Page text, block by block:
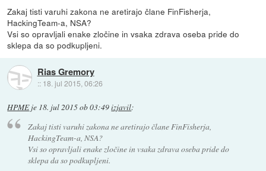
Zakaj tisti varuhi zakona ne aretirajo člane FinFisherja,
HackingTeam-a, NSA?
Vsi so opravljali enake zločine in vsaka zdrava oseba pride do
sklepa da so podkupljeni.
Rias Gremory
:: 18. jul 2015, 06:26
HPMEje 18. jul 2015 ob 03:49izjavil:
Zakaj tisti varuhi zakona ne aretirajo člane FinFisherja,
HackingTeam-a, NSA?
Vsi so opravljali enake zločine in vsaka zdrava oseba pride do
sklepa da so podkupljeni.